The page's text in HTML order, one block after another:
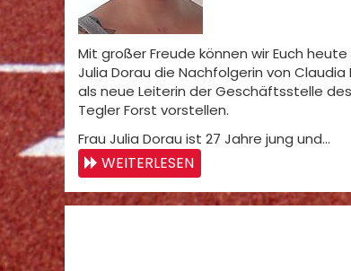
Mit großer Freude können wir Euch
Julia Dorau die Nachfolgerin von Claudia
als neue Leiterin der Geschäftsstelle
Tegler Forst vorstellen.
Frau Julia Dorau ist 27 Jahre jung und…
WEITERLESEN